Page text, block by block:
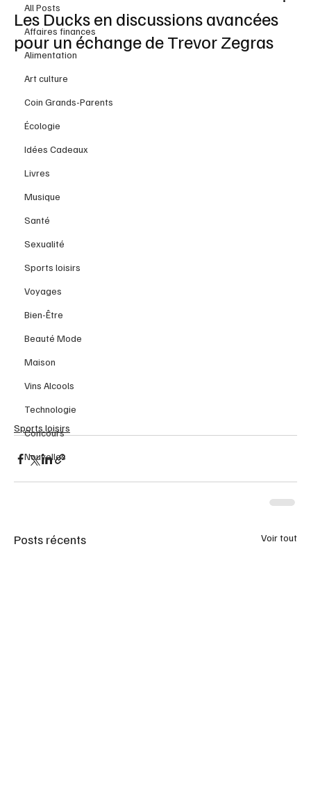
All Posts
Affaires finances
Alimentation
Art culture
Coin Grands-Parents
Écologie
Idées Cadeaux
Livres
Musique
Santé
Sexualité
Sports loisirs
Voyages
Bien-Être
Beauté Mode
Maison
Vins Alcools
Technologie
Concours
Nouvelles
Les Ducks en discussions avancées
pour un échange de Trevor Zegras
Sports loisirs
Posts récents Voir tout